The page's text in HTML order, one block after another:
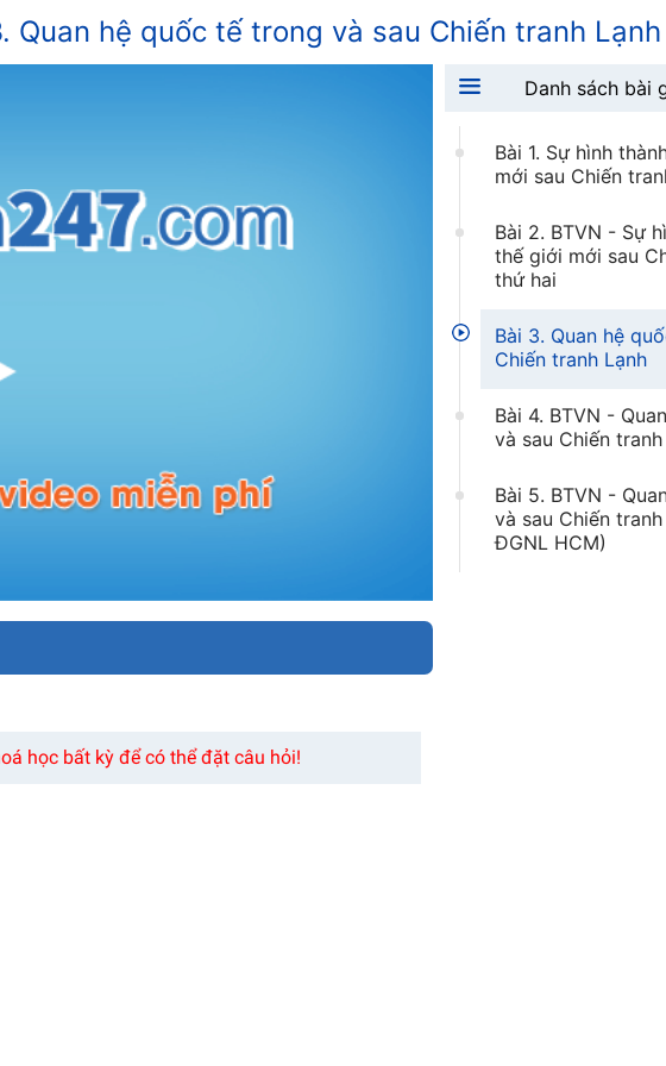
Quan hệ quốc tế trong và sau Chiến tranh Lạnh
học bất kỳ để có thể đặt câu hỏi!
Danh sách bài
Bài 1. Sự hình
mới sau Chiến
Bài 2. BTVN - Sự
thế giới mới sau
thứ hai
Bài 3. Quan hệ
Chiến tranh Lạnh
Bài 4. BTVN -
và sau Chiến
Bài 5. BTVN -
và sau Chiến
ĐGNL HCM)